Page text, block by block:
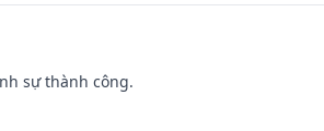
sự thành công.